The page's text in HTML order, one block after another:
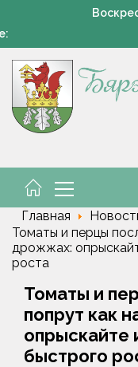
Есть
Всего 1 грамм
В
Есть
Главная
Томаты и перцы
дрожжах:
роста
Томаты и
попрут как
опрыскайте
быстрого